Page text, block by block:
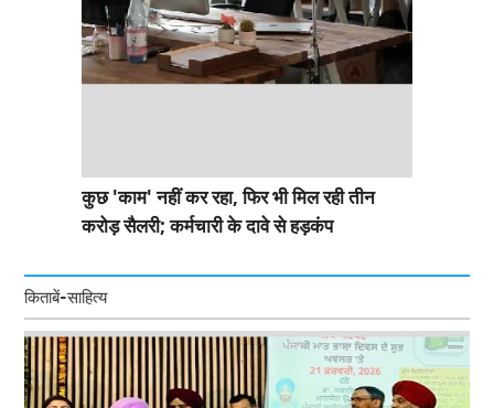
कुछ 'काम' नहीं कर रहा, फिर भी मिल रही तीन
करोड़ सैलरी; कर्मचारी के दावे से हड़कंप
किताबें-साहित्य